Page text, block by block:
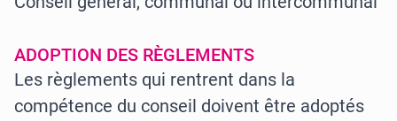
ADOPTION DES RÈGLEMENTS
Les règlements qui rentrent dans la
compétence du conseil doivent être adoptés